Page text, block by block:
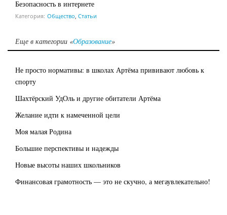
Безопасность в интернете
Категория: Общество Статьи
Еще в категории «Образование»
Не просто нормативы: в школах Артёма прививают любовь к
спорту
Шахтёрский УдОль и другие обитатели Артёма
Желание идти к намеченной цели
Моя малая Родина
Большие перспективы и надежды
Новые высоты наших школьников
Финансовая грамотность — это не скучно, а мегаувлекательно!